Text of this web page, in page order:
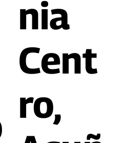
Colo
nia
Cent